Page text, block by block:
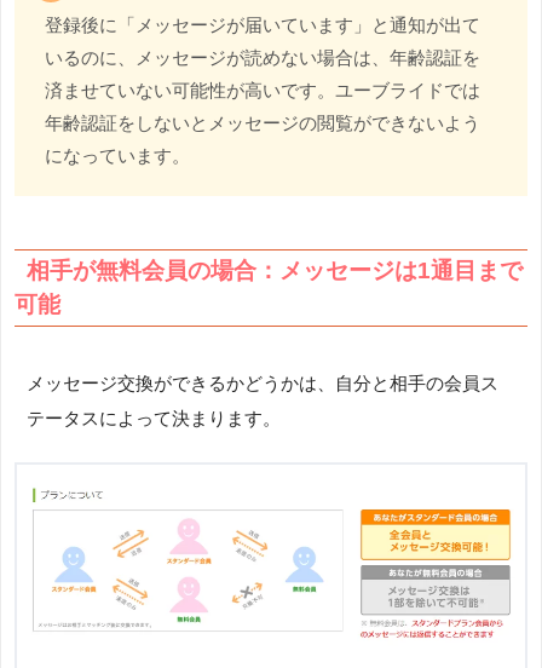
登録後に「メッセージが届いています」と通知が出て
いるのに、メッセージが読めない場合は、年齢認証を
済ませていない可能性が高いです。ユーブライドでは
年齢認証をしないとメッセージの閲覧ができないよう
になっています。
相手が無料会員の場合：メッセージは1通目まで
可能
メッセージ交換ができるかどうかは、自分と相手の会員ス
テータスによって決まります。